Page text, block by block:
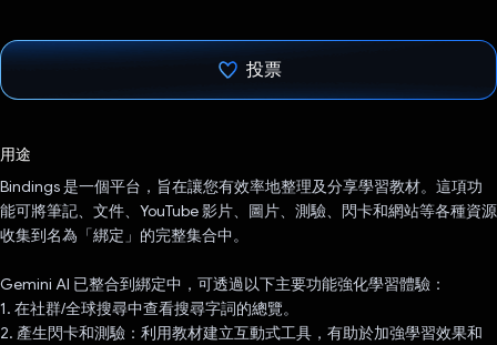
投票
用途
Bindings 是一個平台，旨在讓您有效率地整理及分享學習教材。這項功
能可將筆記、文件、YouTube 影片、圖片、測驗、閃卡和網站等各種資源
收集到名為「綁定」的完整集合中。
Gemini AI 已整合到綁定中，可透過以下主要功能強化學習體驗：
1. 在社群/全球搜尋中查看搜尋字詞的總覽。
2. 產生閃卡和測驗：利用教材建立互動式工具，有助於加強學習效果和